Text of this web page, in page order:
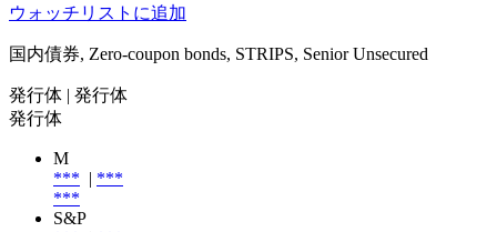
ウォッチリストに追加
国内債券, Zero-coupon bonds, STRIPS, Senior Unsecured
発行体 | 発行体
発行体
M
*** | ***
***
S&P